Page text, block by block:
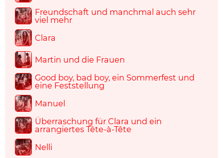
Freundschaft und manchmal auch sehr
viel mehr
Clara
Martin und die Frauen
Good boy, bad boy, ein Sommerfest und
eine Feststellung
Manuel
Überraschung für Clara und ein
arrangiertes Tête-à-Tête
Nelli